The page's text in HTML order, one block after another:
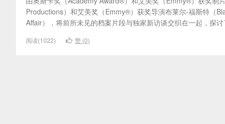
Productions）和艾美奖（Emmy®）获奖导演布莱尔-福斯特（
Affair），将前所未见的档案片段与独家新访谈交织在一起，探
阅读(1022) 赞 (0)